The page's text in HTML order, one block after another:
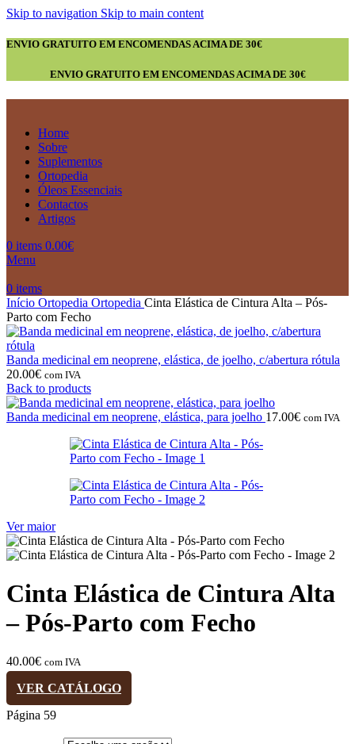
Skip to navigation Skip to main content
ENVIO GRATUITO EM ENCOMENDAS ACIMA DE 30€
ENVIO GRATUITO EM ENCOMENDAS ACIMA DE 30€
Home
Sobre
Suplementos
Ortopedia
Óleos Essenciais
Contactos
Artigos
0 items 0.00€
Menu
0 items
Início Ortopedia Ortopedia Cinta Elástica de Cintura Alta – Pós-
Parto com Fecho
Banda medicinal em neoprene, elástica, de joelho, c/abertura rótula
20.00€ com IVA
Back to products
Banda medicinal em neoprene, elástica, para joelho 17.00€ com IVA
Ver maior
Cinta Elástica de Cintura Alta
– Pós-Parto com Fecho
40.00€ com IVA
VER CATÁLOGO
Página 59